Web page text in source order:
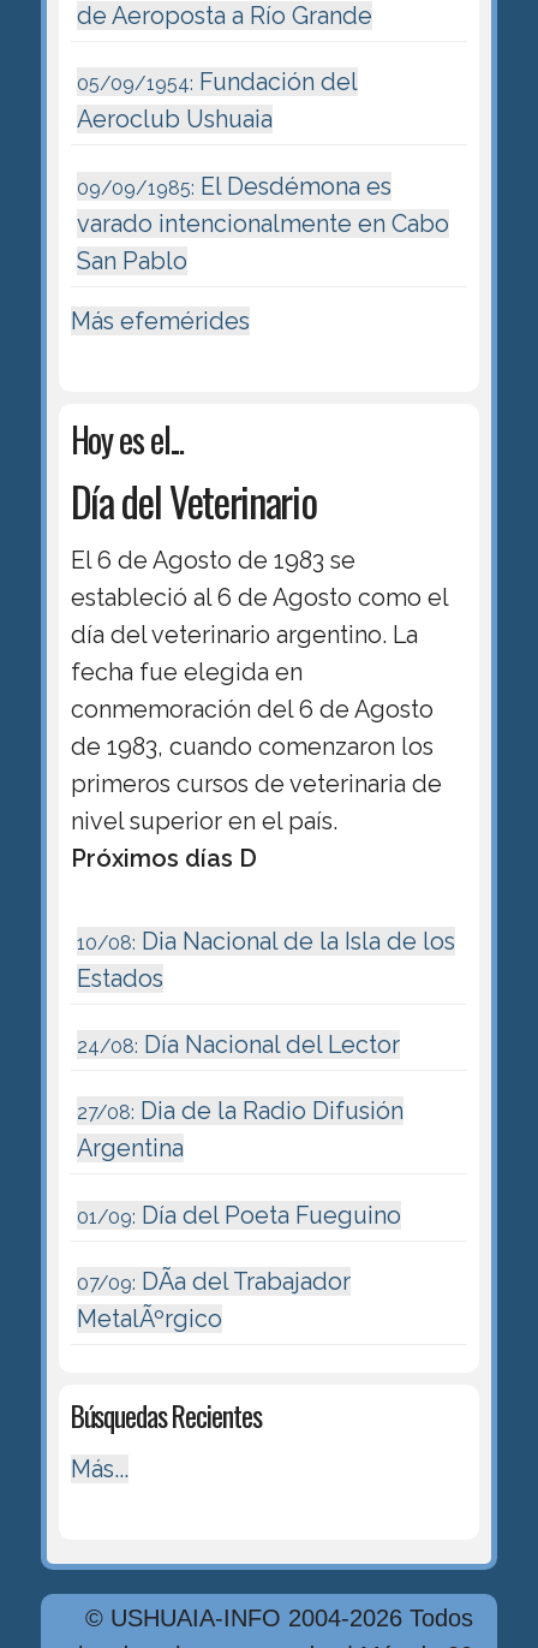
de Aeroposta a Río Grande
05/09/1954: Fundación del
Aeroclub Ushuaia
09/09/1985: El Desdémona es
varado intencionalmente en Cabo
San Pablo
Más efemérides
Hoy es el...
Día del Veterinario
El 6 de Agosto de 1983 se
estableció al 6 de Agosto como el
día del veterinario argentino. La
fecha fue elegida en
conmemoración del 6 de Agosto
de 1983, cuando comenzaron los
primeros cursos de veterinaria de
nivel superior en el país.
Próximos días D
10/08: Dia Nacional de la Isla de los
Estados
24/08: Día Nacional del Lector
27/08: Dia de la Radio Difusión
Argentina
01/09: Día del Poeta Fueguino
07/09: DÃ­a del Trabajador
MetalÃºrgico
Búsquedas Recientes
Más...
© USHUAIA-INFO 2004-2026 Todos